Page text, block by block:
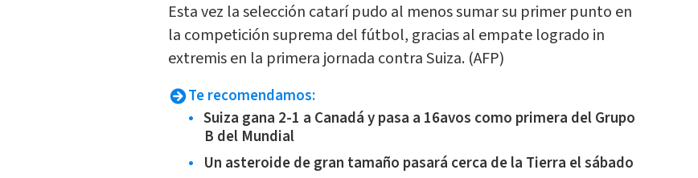
Esta vez la selección catarí pudo al menos sumar su primer punto en
la competición suprema del fútbol, gracias al empate logrado in
extremis en la primera jornada contra Suiza. (AFP)
Te recomendamos:
Suiza gana 2-1 a Canadá y pasa a 16avos como primera del Grupo
B del Mundial
Un asteroide de gran tamaño pasará cerca de la Tierra el sábado